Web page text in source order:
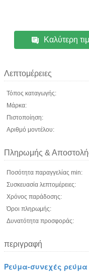
Καλύτερη
Λεπτομέρειες
Τόπος καταγωγής:
Μάρκα:
Πιστοποίηση:
Αριθμό μοντέλου:
Πληρωμής &
Ποσότητα παραγγελίας min:
Συσκευασία λεπτομέρειες:
Χρόνος παράδοσης:
Όροι πληρωμής:
Δυνατότητα προσφοράς:
περιγραφή
Ρεύμα-συνεχές